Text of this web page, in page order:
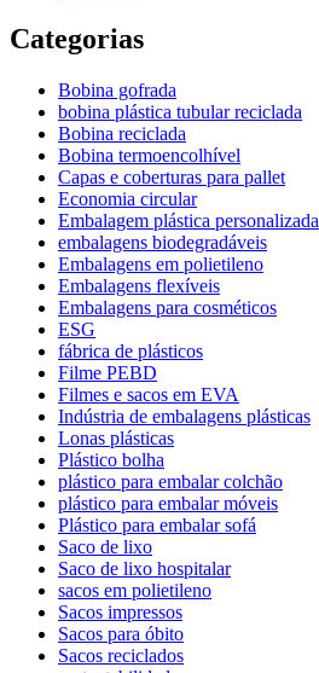
Categorias
Bobina gofrada
bobina plástica tubular reciclada
Bobina reciclada
Bobina termoencolhível
Capas e coberturas para pallet
Economia circular
Embalagem plástica personalizada
embalagens biodegradáveis
Embalagens em polietileno
Embalagens flexíveis
Embalagens para cosméticos
ESG
fábrica de plásticos
Filme PEBD
Filmes e sacos em EVA
Indústria de embalagens plásticas
Lonas plásticas
Plástico bolha
plástico para embalar colchão
plástico para embalar móveis
Plástico para embalar sofá
Saco de lixo
Saco de lixo hospitalar
sacos em polietileno
Sacos impressos
Sacos para óbito
Sacos reciclados